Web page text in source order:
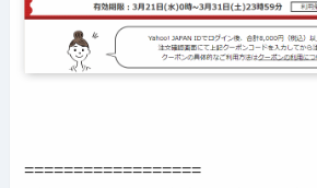
==================